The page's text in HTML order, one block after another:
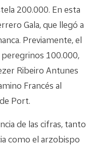
200.000. En esta
Gala, que llegó a
Previamente, el
peregrinos 100.000,
Ribeiro Antunes
Francés al
Port.
de las cifras, tanto
como el arzobispo